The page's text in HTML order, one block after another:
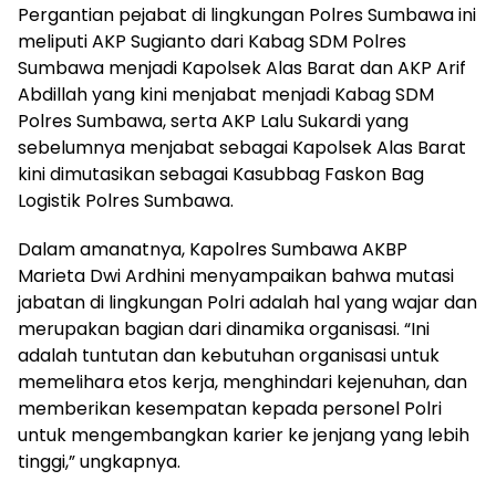
Pergantian pejabat di lingkungan Polres Sumbawa ini
meliputi AKP Sugianto dari Kabag SDM Polres
Sumbawa menjadi Kapolsek Alas Barat dan AKP Arif
Abdillah yang kini menjabat menjadi Kabag SDM
Polres Sumbawa, serta AKP Lalu Sukardi yang
sebelumnya menjabat sebagai Kapolsek Alas Barat
kini dimutasikan sebagai Kasubbag Faskon Bag
Logistik Polres Sumbawa.
Dalam amanatnya, Kapolres Sumbawa AKBP
Marieta Dwi Ardhini menyampaikan bahwa mutasi
jabatan di lingkungan Polri adalah hal yang wajar dan
merupakan bagian dari dinamika organisasi. “Ini
adalah tuntutan dan kebutuhan organisasi untuk
memelihara etos kerja, menghindari kejenuhan, dan
memberikan kesempatan kepada personel Polri
untuk mengembangkan karier ke jenjang yang lebih
tinggi,” ungkapnya.